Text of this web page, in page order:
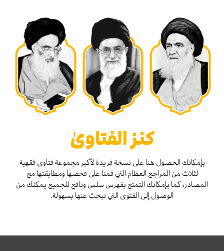
كنز الفتاوىٰ
بإمكانك الحصول هنا على نسخة فريدة لأكبر مجموعة فتاوى فقهية
لثلاث من المراجع العظام التي قمنا على فحصها ومطابقتها مع
المصادر، كما بإمكانك التمتع بفهرس سلس ونافع للجميع يمكنك من
الوصول إلى الفتوى التي تبحث عنها بسهولة.